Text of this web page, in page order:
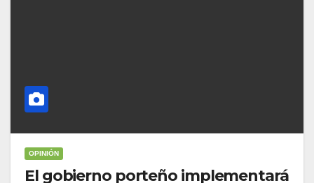
OPINIÓN
El gobierno porteño implementará